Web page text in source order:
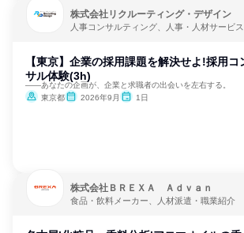
株式会社リクルーティング・デザイン
人事コンサルティング、人事・人材サービ
【東京】企業の採用課題を解決せよ!採用コ
サル体験(3h)
――あなたの企画が、企業と求職者の出会いを左右する。
東京都
2026年9月 1日
株式会社ＢＲＥＸＡ Ａｄｖａｎ
食品・飲料メーカー、人材派遣・職業紹介